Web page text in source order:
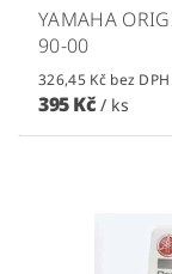
YAMAHA
90-00
326,45 Kč bez DPH
395 Kč / ks